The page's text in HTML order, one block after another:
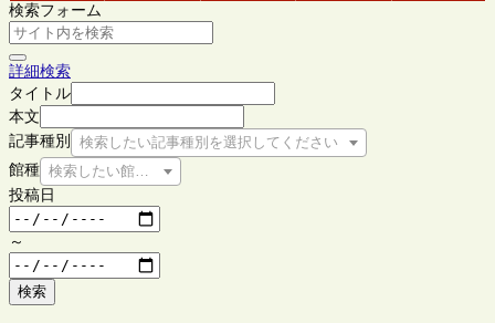
検索フォーム
詳細検索
タイトル
本文
記事種別
検索したい記事種別を選択してください
館種 検索したい館種を選択してください
投稿日
～
検索